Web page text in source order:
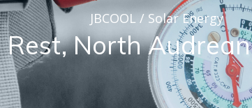
Rest, North
JBCOOL/ Solar Energy